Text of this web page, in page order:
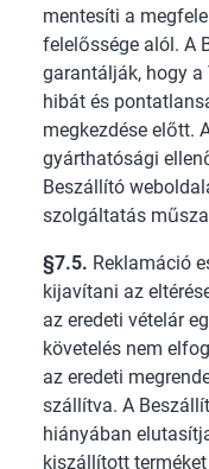
mentesíti a
felelőssége alól. A
garantálják, hogy
hibát és
megkezdése előtt.
gyárthatósági
Beszállító
szolgáltatás
§7.5. Reklamáció
kijavítani az
az eredeti vételár
követelés nem
az eredeti
szállítva. A
hiányában
kiszállított